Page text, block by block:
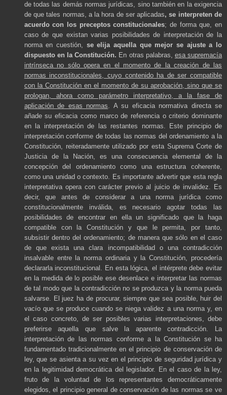
de todas las demás normas jurídicas, sino también en la exigencia
de que tales normas, a la hora de ser aplicadas, se interpreten de
acuerdo con los preceptos constitucionales; de forma que, en
caso de que existan varias posibilidades de interpretación de la
norma en cuestión, se elija aquella que mejor se ajuste a lo
dispuesto en la Constitución. En otras palabras, esa supremacía
intrínseca no sólo opera en el momento de la creación de las
normas inconstitucionales, cuyo contenido ha de ser compatible
con la Constitución en el momento de su aprobación, sino que se
prologan, ahora como parámetro interpretativo, a la fase de
aplicación de esas normas. A su eficacia normativa directa se
añade su eficacia como marco de referencia o criterio dominante
en la interpretación de las restantes normas. Este principio de
interpretación conforme de todas las normas del ordenamiento a la
Constitución, reiteradamente utilizado por esta Suprema Corte de
Justicia de la Nación, es una consecuencia elemental de la
concepción del ordenamiento como una estructura coherente,
como una unidad o contexto. Es importante advertir que esta regla
interpretativa opera con carácter previo al juicio de invalidez. Es
decir, que antes de considerar a una norma jurídica como
constitucionalmente inválida, es necesario agotar todas las
posibilidades de encontrar en ella un significado que la haga
compatible con la Constitución y que le permita, por tanto,
subsistir dentro del ordenamiento; de manera que sólo en el caso
de que exista una clara incompatibilidad o una contradicción
insalvable entre la norma ordinaria y la Constitución, procedería
declararla inconstitucional. En esta lógica, el intérprete debe evitar
en la medida de lo posible ese desenlace e interpretar las normas
de tal modo que la contradicción no se produzca y la norma pueda
salvarse. El juez ha de procurar, siempre que sea posible, huir del
vacío que se produce cuando se niega validez a una norma y, en
el caso concreto, de ser posibles varias interpretaciones, debe
preferirse aquella que salve la aparente contradicción. La
interpretación de las normas conforme a la Constitución se ha
fundamentado tradicionalmente en el principio de conservación de
ley, que se asienta a su vez en el principio de seguridad jurídica y
en la legitimidad democrática del legislador. En el caso de la ley,
fruto de la voluntad de los representantes democráticamente
elegidos, el principio general de conservación de las normas se ve